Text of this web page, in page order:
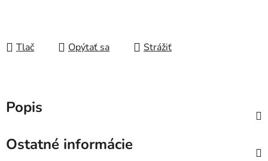
Tlač Opýtať sa Strážiť
Popis
Ostatné informácie